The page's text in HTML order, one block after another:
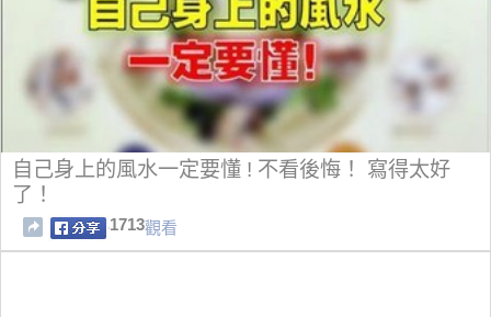
自己身上的風水一定要懂 ! 不看後悔！ 寫得太好
了！
1713觀看